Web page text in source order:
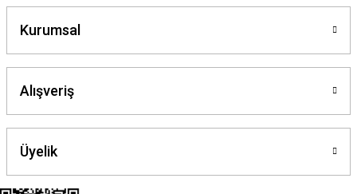
Kurumsal
Alışveriş
Üyelik